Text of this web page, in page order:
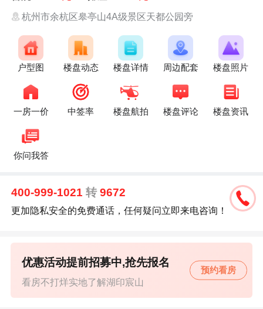
杭州市余杭区皋亭山4A级景区天都公园旁
户型图 楼盘动态 楼盘详情 周边配套 楼盘照片
一房一价 中签率 楼盘航拍 楼盘评论 楼盘资讯
你问我答
400-999-1021转 9672
更加隐私安全的免费通话，任何疑问立即来电咨询！
看房不打烊实地了解湖印宸山
优惠活动提前招募中,抢先报名
预约看房